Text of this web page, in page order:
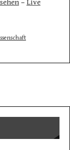
– Live